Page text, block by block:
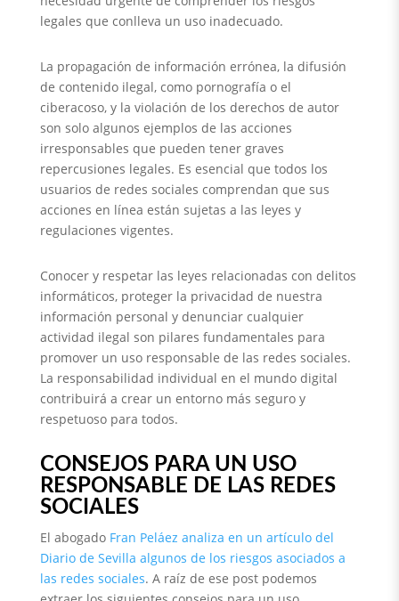
legales que conlleva un uso inadecuado.
La propagación de información errónea, la difusión
de contenido ilegal, como pornografía o el
ciberacoso, y la violación de los derechos de autor
son solo algunos ejemplos de las acciones
irresponsables que pueden tener graves
repercusiones legales. Es esencial que todos los
usuarios de redes sociales comprendan que sus
acciones en línea están sujetas a las leyes y
regulaciones vigentes.
Conocer y respetar las leyes relacionadas con delitos
informáticos, proteger la privacidad de nuestra
información personal y denunciar cualquier
actividad ilegal son pilares fundamentales para
promover un uso responsable de las redes sociales.
La responsabilidad individual en el mundo digital
contribuirá a crear un entorno más seguro y
respetuoso para todos.
CONSEJOS PARA UN USO
RESPONSABLE DE LAS REDES
SOCIALES
El abogado Fran Peláez analiza en un artículo del
Diario de Sevilla algunos de los riesgos asociados a
las redes sociales. A raíz de ese post podemos